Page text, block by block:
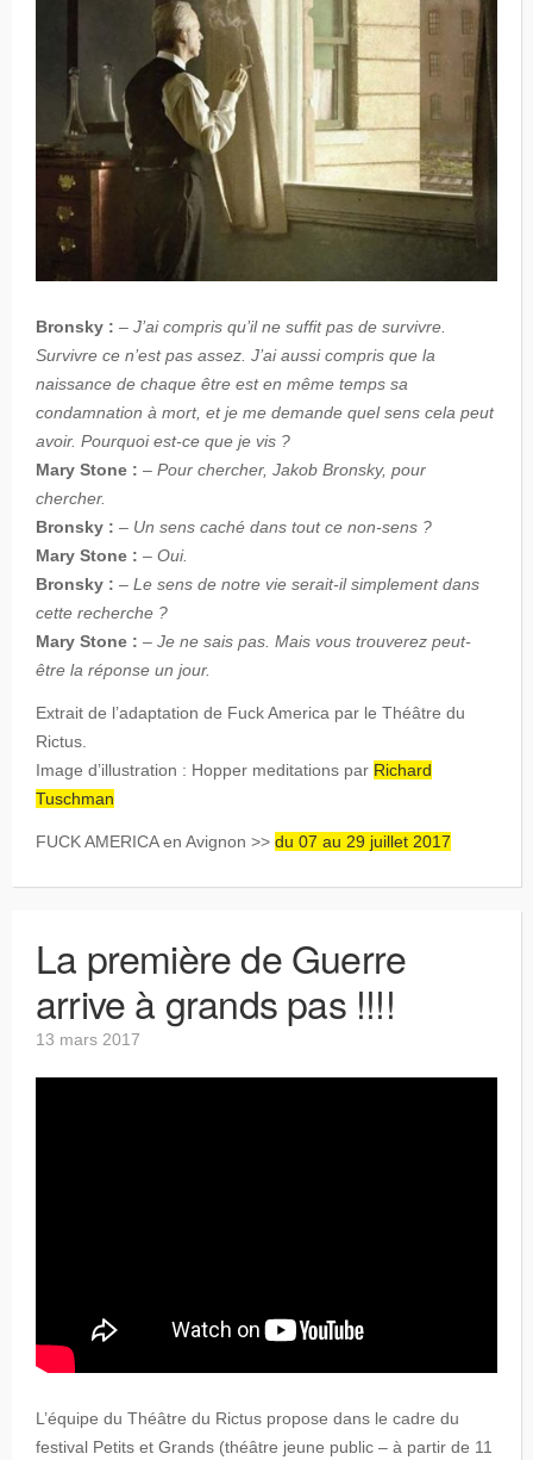
Bronsky : – J’ai compris qu’il ne suffit pas de survivre.
Survivre ce n’est pas assez. J’ai aussi compris que la
naissance de chaque être est en même temps sa
condamnation à mort, et je me demande quel sens cela peut
avoir. Pourquoi est-ce que je vis ?
Mary Stone : – Pour chercher, Jakob Bronsky, pour
chercher.
Bronsky : – Un sens caché dans tout ce non-sens ?
Mary Stone : – Oui.
Bronsky : – Le sens de notre vie serait-il simplement dans
cette recherche ?
Mary Stone : – Je ne sais pas. Mais vous trouverez peut-
être la réponse un jour.
Extrait de l’adaptation de Fuck America par le Théâtre du
Rictus.
Image d’illustration : Hopper meditations par Richard
Tuschman
FUCK AMERICA en Avignon >> du 07 au 29 juillet 2017
La première de Guerre
arrive à grands pas !!!!
13 mars 2017
L’équipe du Théâtre du Rictus propose dans le cadre du
festival Petits et Grands (théâtre jeune public – à partir de 11